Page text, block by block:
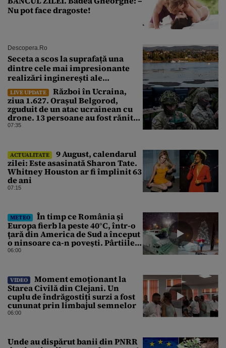
Nu pot face dragoste!
Descopera.ro
Seceta a scos la suprafață una
dintre cele mai impresionante
realizări inginerești ale
Imperiului Roman
LIVE UPDATE
Război în Ucraina,
ziua 1.627. Orașul Belgorod,
zguduit de un atac ucrainean cu
drone. 13 persoane au fost rănite
și mai multe clădiri, incendiate
07:35
ACTUALITATE
9 August, calendarul
zilei: Este asasinată Sharon Tate.
Whitney Houston ar fi împlinit 63
de ani
07:15
METEO
În timp ce România și
Europa fierb la peste 40°C, într-o
țară din America de Sud a început
o ninsoare ca-n povești. Pârtiile
s-au umplut de schiori
06:00
VIDEO
Moment emoționant la
Starea Civilă din Clejani. Un
cuplu de îndrăgostiți surzi a fost
cununat prin limbajul semnelor
06:00
Unde au dispărut banii din PNRR